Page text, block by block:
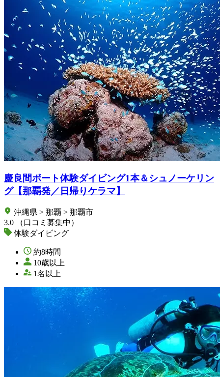
慶良間ボート体験ダイビング1本＆シュノーケリン
グ【那覇発／日帰りケラマ】
沖縄県 > 那覇 > 那覇市
3.0
（口コミ募集中）
体験ダイビング
約8時間
10歳以上
1名以上